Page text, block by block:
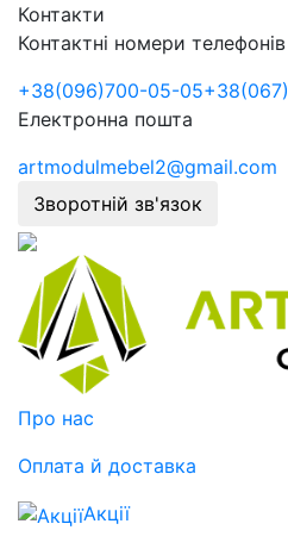
Контакти
Контактні номери телефонів
+38(096)700-05-05+38(067)
Електронна пошта
artmodulmebel2@gmail.com
Зворотній зв'язок
Про нас
Оплата й доставка
Акції